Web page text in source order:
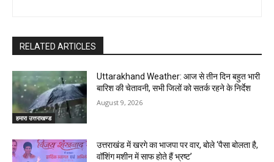
RELATED ARTICLES
हमारा उत्तराखण्ड
Uttarakhand Weather: आज से तीन दिन बहुत भारी
बारिश की चेतावनी, सभी जिलों को सतर्क रहने के निर्देश
August 9, 2026
उत्तराखंड में खरगे का भाजपा पर वार, बोले ‘पैसा बोलता है,
वॉशिंग मशीन में साफ होते हैं भ्रष्ट’